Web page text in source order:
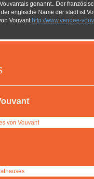
von Vouvant
genannt.. Der
englische Name der stadt ist
Vouvant http://www.vendee-